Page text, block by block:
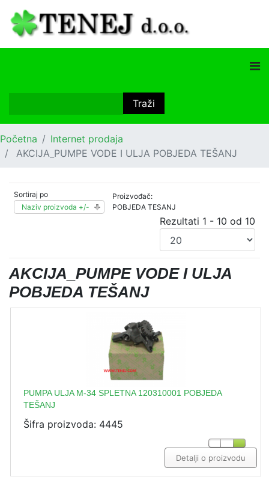
Početna
Internet prodaja
AKCIJA_PUMPE VODE I ULJA POBJEDA TEŠANJ
Sortiraj po
Naziv proizvoda +/-
Proizvođač:
POBJEDA TESANJ
Rezultati 1 - 10 od 10
AKCIJA_PUMPE VODE I ULJA
POBJEDA TEŠANJ
PUMPA ULJA M-34 SPLETNA 120310001 POBJEDA
TEŠANJ
Šifra proizvoda: 4445
Detalji o proizvodu